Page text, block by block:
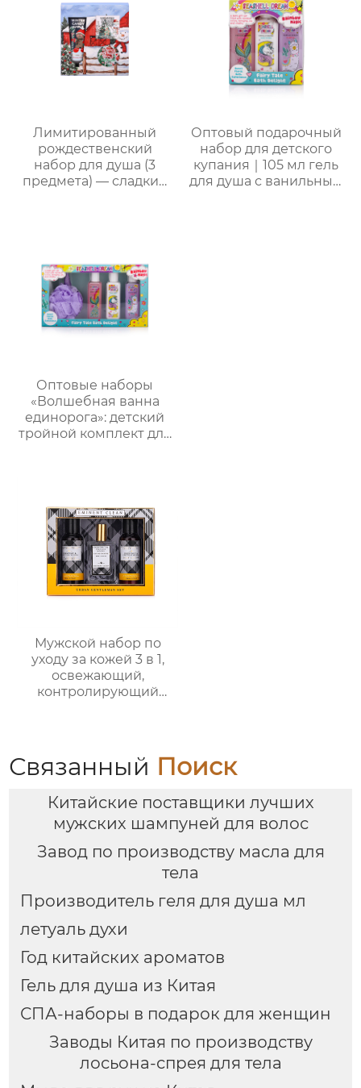
свежесть на весь день
| Летний must-have
без липкости
соль для ванны +
мочалка Bath wipes +
губка sponge +
кружевная корзинка.
Полный спектр услуг
OEM/ODM. Любимый
использования и в
качестве подарка!
Лимитированный
рождественский
набор для душа (3
предмета) — сладкий
Оптовый подарочный
набор для детского
купания｜105 мл гель
для душа с ванильным
Оптовые наборы
«Волшебная ванна
единорога»: детский
тройной комплект для
ароматом｜
Поддержка нанесения
лого, прямые
поставки с завода
Мужской набор по
уходу за кожей 3 в 1,
освежающий,
контролирующий
подарочная коробка,
мужской
подарочный набор по
уходу за кожей
Связанный Поиск
Китайские поставщики лучших
мужских шампуней для волос
Завод по производству масла для
тела
Производитель геля для душа мл
летуаль духи
Год китайских ароматов
Гель для душа из Китая
СПА-наборы в подарок для женщин
Заводы Китая по производству
лосьона-спрея для тела